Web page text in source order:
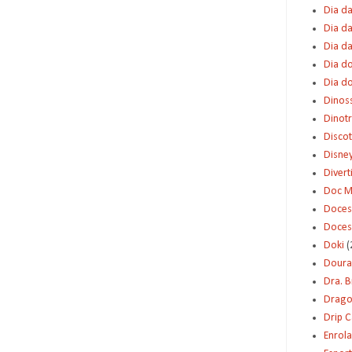
Dia
Dia
Dia
Dia
Dia
Doc
Doces
Doki
Dra.
Drip